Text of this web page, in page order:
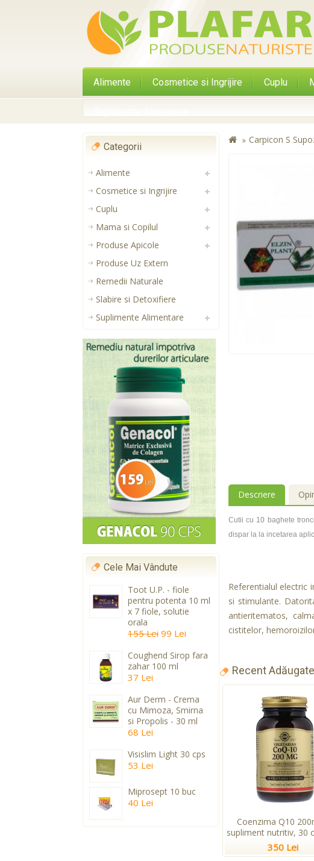
Alimente Cosmetice si Ingrijire Cuplu
Categorii
Alimente
Cosmetice si Ingrijire
Cuplu
Mama si Copilul
Produse Apicole
Produse Uz Extern
Remedii Naturale
Slabire si Detoxifiere
Suplimente Alimentare
Cele Mai Vândute
Toot U.P. - fiole
pentru potenta 10 ml
x 7 fiole, solutie
orala
155 Lei 99 Lei
Coughend Sirop fara
zahar 100 ml
37 Lei
Aur Derm - Crema
cu Mimoza, Smirna
si Propolis - 30 ml
68 Lei
Visislim Light 30 cps
53 Lei
Miprosept 10 buc
40 Lei
Carpicon S
Descriere
Cutii cu 10 baghete
dispar la la incetarea
Referentialul electric
si stimulante.
antieritematos,
cistitelor,
Recent Adăugate
Coenzima Q10
supliment nutritiv, 30
350 Lei